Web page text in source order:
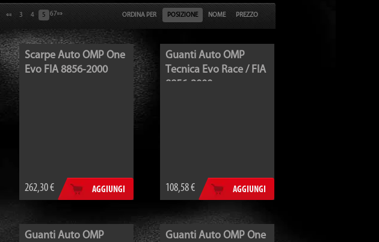
⤆ 3 4 5 67⤇ ORDINA PER POSIZIONE NOME PREZZO
Scarpe Auto OMP One
Evo FIA 8856-2000
262,30 € AGGIUNGI
Guanti Auto OMP
Tecnica Evo Race / FIA
8856-2000
108,58 € AGGIUNGI
Guanti Auto OMP
Guanti Auto OMP One